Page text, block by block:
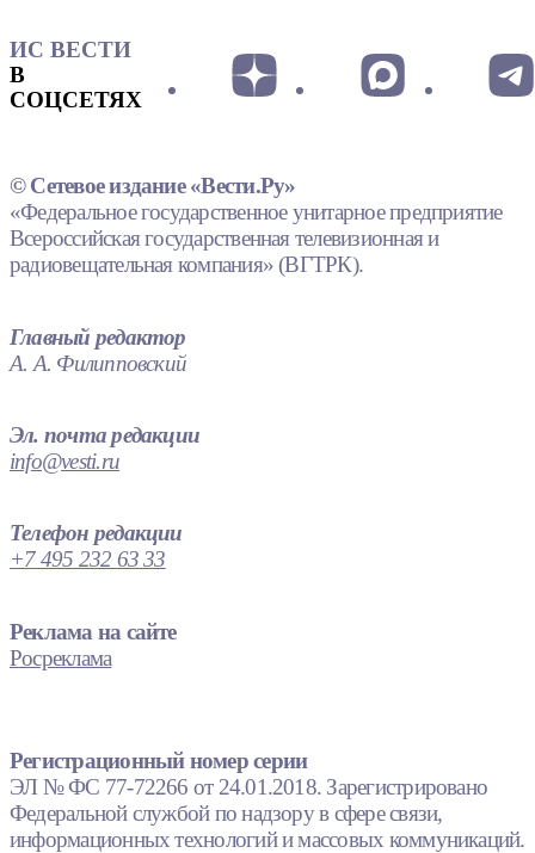
ИС ВЕСТИ
В
СОЦСЕТЯХ
© Сетевое издание «Вести.Ру»
«Федеральное государственное унитарное предприятие
Всероссийская государственная телевизионная и
радиовещательная компания» (ВГТРК).
Главный редактор
А. А. Филипповский
Эл. почта редакции
info@vesti.ru
Телефон редакции
+7 495 232 63 33
Реклама на сайте
Росреклама
Регистрационный номер серии
ЭЛ № ФС 77-72266 от 24.01.2018. Зарегистрировано
Федеральной службой по надзору в сфере связи,
информационных технологий и массовых коммуникаций.